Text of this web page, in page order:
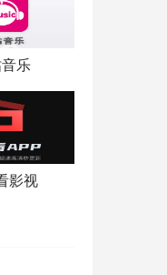
乐
影视